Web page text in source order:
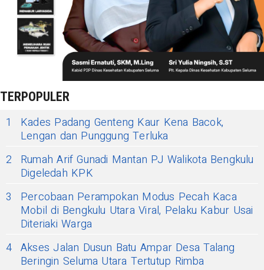
TERPOPULER
1
Kades Padang Genteng Kaur Kena Bacok,
Lengan dan Punggung Terluka
2
Rumah Arif Gunadi Mantan PJ Walikota Bengkulu
Digeledah KPK
3
Percobaan Perampokan Modus Pecah Kaca
Mobil di Bengkulu Utara Viral, Pelaku Kabur Usai
Diteriaki Warga
4 Akses Jalan Dusun Batu Ampar Desa Talang
Beringin Seluma Utara Tertutup Rimba